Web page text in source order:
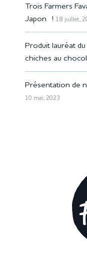
Trois Farmers
Japon ! 18 juillet,
Produit lauréat
chiches au
Présentation de
10 mai, 2023